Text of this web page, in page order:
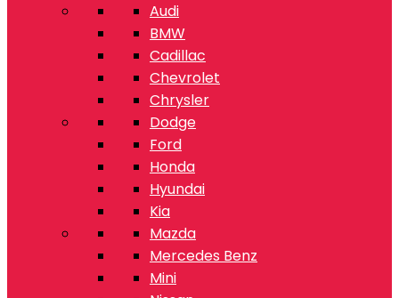
Audi
BMW
Cadillac
Chevrolet
Chrysler
Dodge
Ford
Honda
Hyundai
Kia
Mazda
Mercedes Benz
Mini